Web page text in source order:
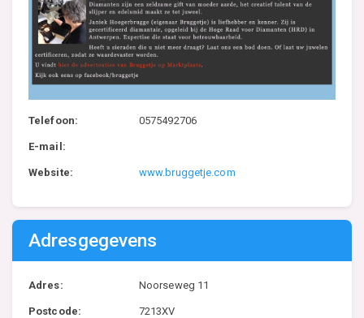
Telefoon: 0575492706
E-mail:
Website: www.bruggetje.com
Adresgegevens
Adres: Noorseweg 11
Postcode: 7213XV